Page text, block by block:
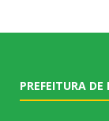
PREFEITURA